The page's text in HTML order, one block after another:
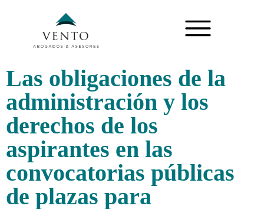
Las obligaciones de la
administración y los
derechos de los
aspirantes en las
convocatorias públicas
de plazas para